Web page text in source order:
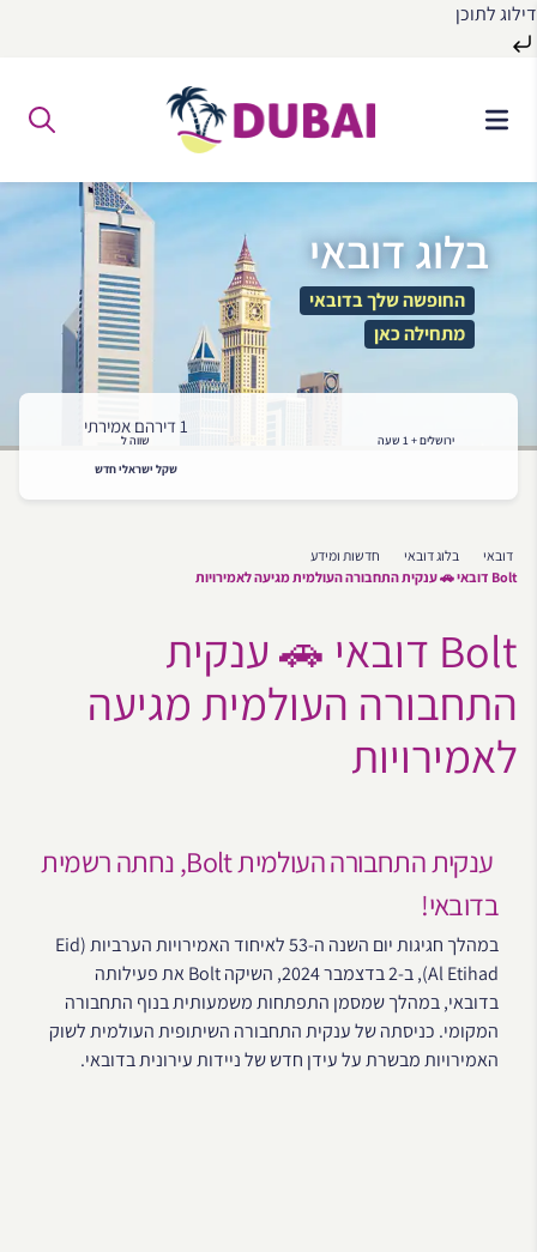
דילוג לתוכן
התוכן
בלוג דובאי
החופשה שלך בדובאי
מתחילה כאן
ירושלים + 1 שעה
1 דירהם אמירתי
שווה ל
שקל ישראלי חדש
דובאי בלוג דובאי
חדשות ומידע
Bolt דובאי 🚗 ענקית התחבורה העולמית מגיעה לאמירויות
Bolt דובאי 🚗 ענקית
התחבורה העולמית מגיעה
לאמירויות
ענקית התחבורה העולמית Bolt, נחתה רשמית
בדובאי!
במהלך חגיגות יום השנה ה-53 לאיחוד האמירויות הערביות (Eid
Al Etihad), ב-2 בדצמבר 2024, השיקה Bolt את פעילותה
בדובאי, במהלך שמסמן התפתחות משמעותית בנוף התחבורה
המקומי. כניסתה של ענקית התחבורה השיתופית העולמית לשוק
האמירויות מבשרת על עידן חדש של ניידות עירונית בדובאי.